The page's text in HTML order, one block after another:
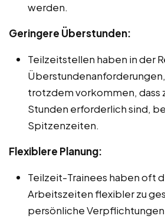
werden.
Geringere Überstunden:
Teilzeitstellen haben in der
trotzdem vorkommen, dass
Stunden erforderlich sind,
Spitzenzeiten.
Flexiblere Planung:
Teilzeit-Trainees haben oft
Arbeitszeiten flexibler zu
persönliche